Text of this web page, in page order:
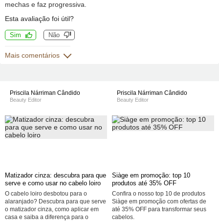
mechas e faz progressiva.
Esta avaliação foi útil?
Sim Não
Mais comentários
Priscila Nárriman Cândido
Beauty Editor
Matizador cinza: descubra para que
serve e como usar no cabelo loiro
O cabelo loiro desbotou para o
alaranjado? Descubra para que serve
o matizador cinza, como aplicar em
casa e saiba a diferença para o
Priscila Nárriman Cândido
Beauty Editor
Siàge em promoção: top 10
produtos até 35% OFF
Confira o nosso top 10 de produtos
Siàge em promoção com ofertas de
até 35% OFF para transformar seus
cabelos.